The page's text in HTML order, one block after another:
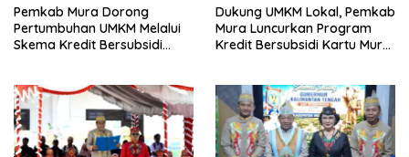
Pemkab Mura Dorong
Pertumbuhan UMKM Melalui
Skema Kredit Bersubsidi
Dukung UMKM Lokal, Pemkab
Mura Luncurkan Program
Kredit Bersubsidi Kartu Mura